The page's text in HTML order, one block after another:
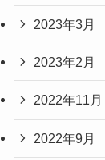
2023年3月
2023年2月
2022年11月
2022年9月